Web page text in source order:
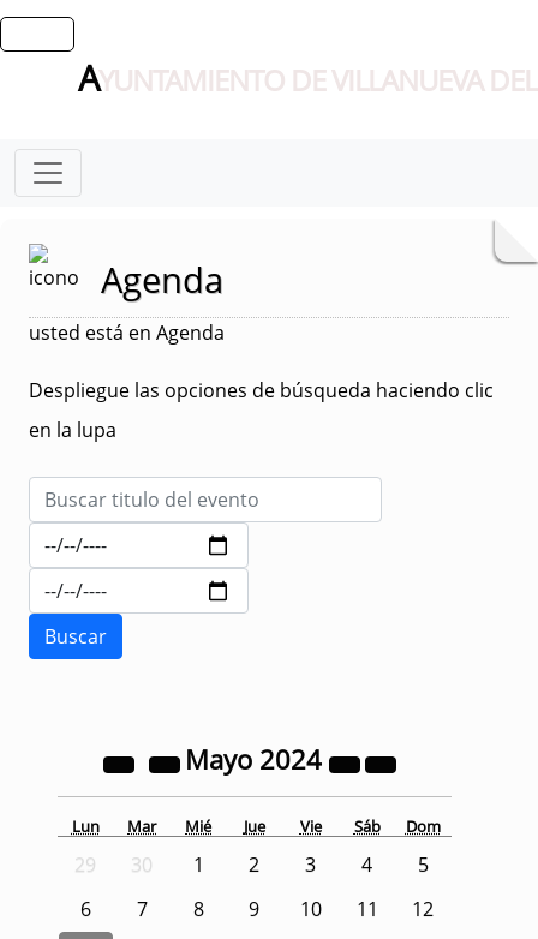
AYUNTAMIENTO DE VILLANUEVA
Agenda
usted está en Agenda
Despliegue las opciones de búsqueda haciendo clic
en la lupa
Mayo 2024
Lun Mar Mié Jue Vie Sáb Dom
29 30 1 2 3 4
5
6
7 8 9 10 11
12